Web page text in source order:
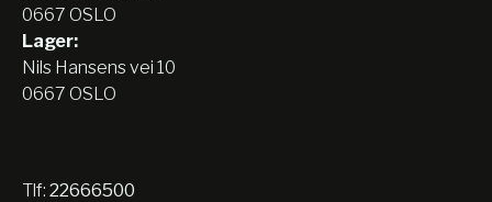
0667 OSLO
Lager:
Nils Hansens vei 10
0667 OSLO
Tlf: 22666500